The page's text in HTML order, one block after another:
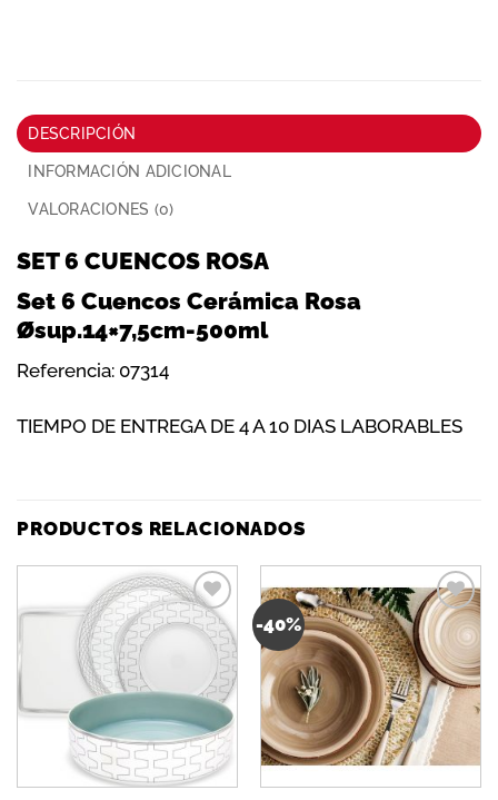
DESCRIPCIÓN
INFORMACIÓN ADICIONAL
VALORACIONES (0)
SET 6 CUENCOS ROSA
Set 6 Cuencos Cerámica Rosa
Øsup.14×7,5cm-500ml
Referencia: 07314
TIEMPO DE ENTREGA DE 4 A 10 DIAS LABORABLES
PRODUCTOS RELACIONADOS
Añadir
a la
lista de
deseos
-40%
Añadir
a la
lista de
deseos